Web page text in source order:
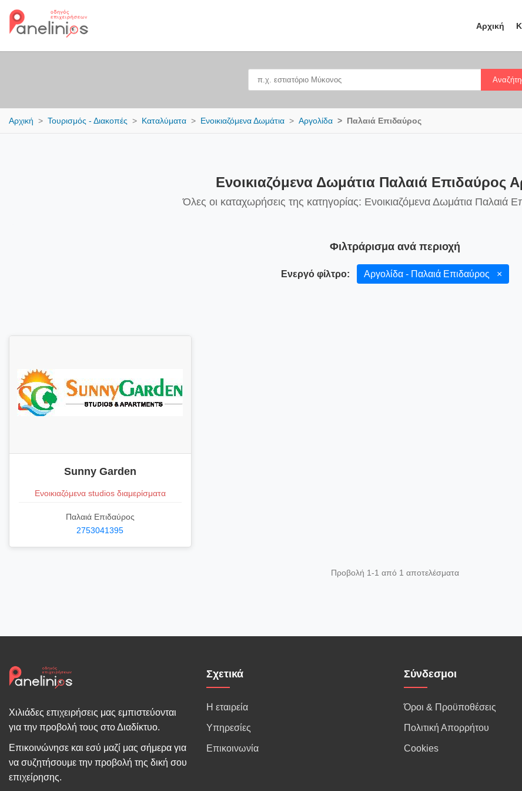
Αρχική
Αρχική Τουρισμός - Διακοπές Καταλύματα Ενοικιαζόμενα Δωμάτια Αργολίδα Παλαιά Επιδαύρος
Ενοικιαζόμενα Δωμάτια Παλαιά Επιδαύρος
Όλες οι καταχωρήσεις της κατηγορίας: Ενοικιαζόμενα Δωμάτια Παλαιά
Φιλτράρισμα ανά περιοχή
Ενεργό φίλτρο: Αργολίδα - Παλαιά Επιδαύρος ×
Sunny Garden
Ενοικιαζόμενα studios διαμερίσματα
Παλαιά Επιδαύρος
2753041395
Προβολή 1-1 από 1 αποτελέσματα
Χιλιάδες επιχειρήσεις μας εμπιστεύονται
για την προβολή τους στο Διαδίκτυο.
Επικοινώνησε και εσύ μαζί μας σήμερα για
να συζητήσουμε την προβολή της δική σου
επιχείρησης.
Σχετικά
Η εταιρεία
Υπηρεσίες
Επικοινωνία
Σύνδεσμοι
Όροι & Προϋποθέσεις
Πολιτική Απορρήτου
Cookies